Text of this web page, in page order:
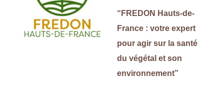
“FREDON Hauts-de-
France : votre expert
pour agir sur la santé
du végétal et son
environnement”